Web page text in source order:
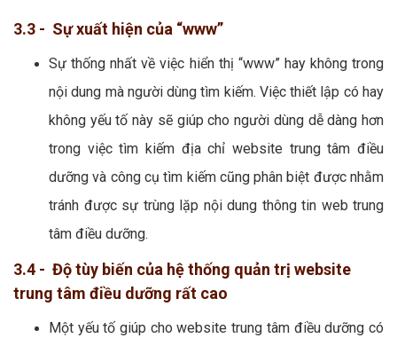
3.3 - Sự xuất hiện của “www”
Sự thống nhất về việc hiển thị “www” hay không trong
nội dung mà người dùng tìm kiếm. Việc thiết lập có hay
không yếu tố này sẽ giúp cho người dùng dễ dàng hơn
trong việc tìm kiếm địa chỉ website trung tâm điều
dưỡng và công cụ tìm kiếm cũng phân biệt được nhằm
tránh được sự trùng lặp nội dung thông tin web trung
tâm điều dưỡng.
3.4 - Độ tùy biến của hệ thống quản trị website
trung tâm điều dưỡng rất cao
Một yếu tố giúp cho website trung tâm điều dưỡng có